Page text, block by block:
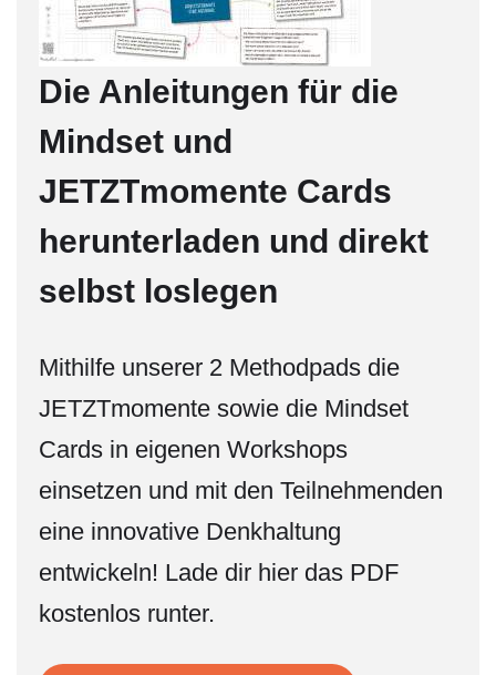
Die Anleitungen für die
Mindset und
JETZTmomente Cards
herunterladen und direkt
selbst loslegen
Mithilfe unserer 2 Methodpads die
JETZTmomente sowie die Mindset
Cards in eigenen Workshops
einsetzen und mit den Teilnehmenden
eine innovative Denkhaltung
entwickeln! Lade dir hier das PDF
kostenlos runter.